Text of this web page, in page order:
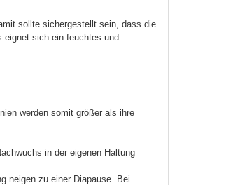
sollte sichergestellt sein, dass die
eignet sich ein feuchtes und
werden somit größer als ihre
in der eigenen Haltung
neigen zu einer Diapause. Bei